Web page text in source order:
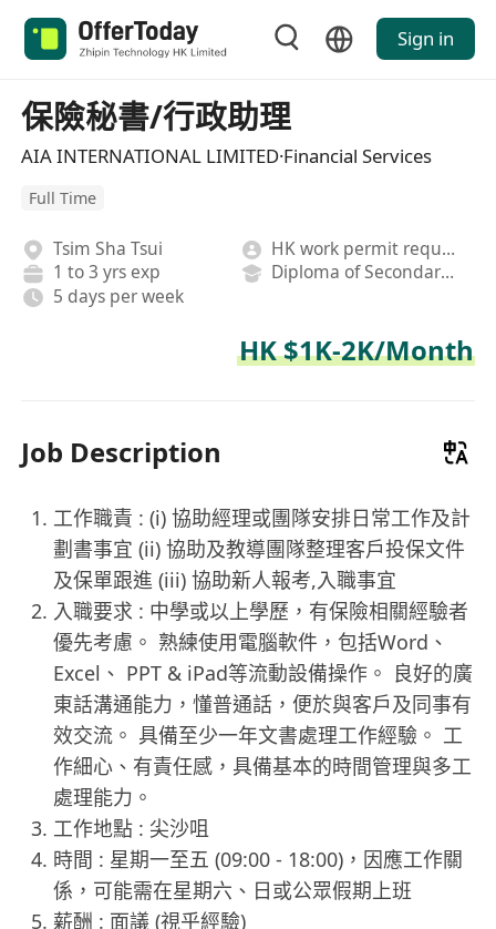
Sign in
保險秘書/行政助理
AIA INTERNATIONAL LIMITED·Financial Services
Full Time
Tsim Sha Tsui
HK work permit required
1 to 3 yrs exp
Diploma of Secondary School
5 days per week
HK $1K-2K/Month
Job Description
工作職責 : (i) 協助經理或團隊安排日常工作及計
劃書事宜 (ii) 協助及教導團隊整理客戶投保文件
及保單跟進 (iii) 協助新人報考,入職事宜
入職要求 : 中學或以上學歷，有保險相關經驗者
優先考慮。 熟練使用電腦軟件，包括Word、
Excel、 PPT & iPad等流動設備操作。 良好的廣
東話溝通能力，懂普通話，便於與客戶及同事有
效交流。 具備至少一年文書處理工作經驗。 工
作細心、有責任感，具備基本的時間管理與多工
處理能力。
工作地點 : 尖沙咀
時間 : 星期一至五 (09:00 - 18:00)，因應工作關
係，可能需在星期六、日或公眾假期上班
薪酬 : 面議 (視乎經驗)